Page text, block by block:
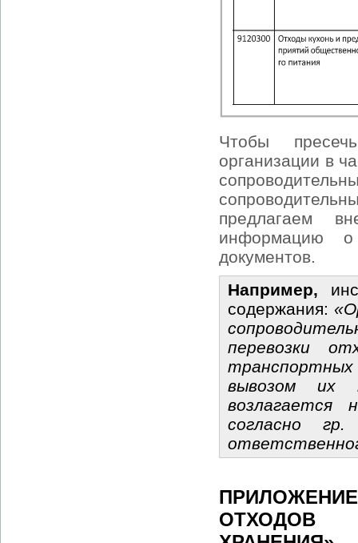
Чтобы
организации в
предлагаем
информацию
документов.
Например,
содержания:
перевозки
вывозом их
возлагается
согласно
ОТХОДОВ